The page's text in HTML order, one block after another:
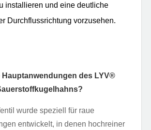
installieren und eine deutliche
Durchflussrichtung vorzusehen.
Hauptanwendungen des LYV®️
wurde speziell für raue
entwickelt, in denen hochreiner